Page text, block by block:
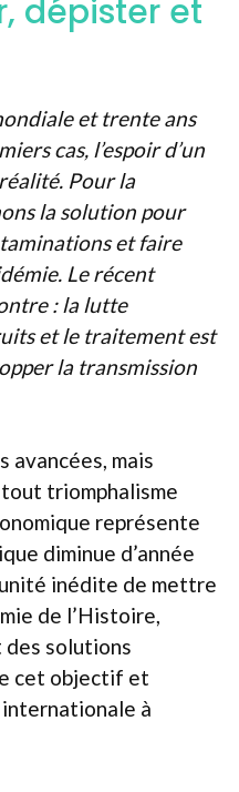
dépister et
et trente ans
cas, l’espoir d’un
Pour la
la solution pour
et faire
Le récent
: la lutte
et le traitement est
la transmission
avancées, mais
triomphalisme
représente
diminue d’année
inédite de mettre
de l’Histoire,
des solutions
cet objectif et
à